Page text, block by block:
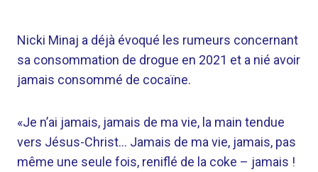
Nicki Minaj a déjà évoqué les rumeurs concernant
sa consommation de drogue en 2021 et a nié avoir
jamais consommé de cocaïne.
«Je n’ai jamais, jamais de ma vie, la main tendue
vers Jésus-Christ… Jamais de ma vie, jamais, pas
même une seule fois, reniflé de la coke – jamais !